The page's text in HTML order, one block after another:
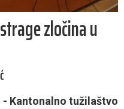
zločina u
- Kantonalno tužilaštvo